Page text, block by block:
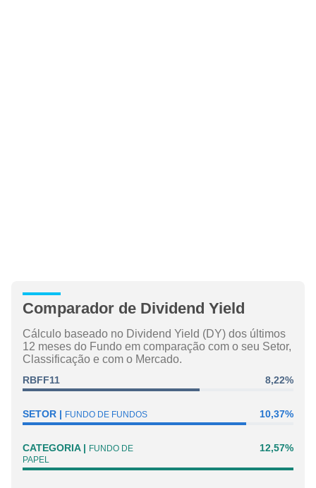
Comparador de Dividend Yield
Cálculo baseado no Dividend Yield (DY) dos últimos
12 meses do Fundo em comparação com o seu Setor,
Classificação e com o Mercado.
RBFF11 8,22%
SETOR FUNDO DE FUNDOS 10,37%
CATEGORIA
FUNDO DE
PAPEL
12,57%